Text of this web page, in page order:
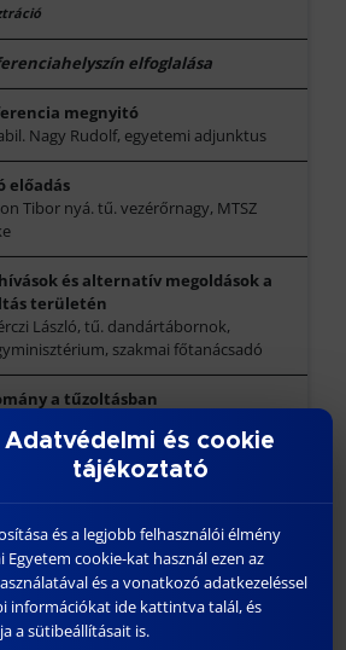
elfoglalása
megnyitó
Nagy Rudolf, egyetemi adjunktus
előadás
Tibor nyá. tű. vezérőrnagy, MTSZ
és alternatív megoldások a
területén
László, tű. dandártábornok,
szakmai főtanácsadó
a tűzoltásban
Bizottságának vezetője
Ferenc, MTSZ, Tűzmegelőzési
vezetője
Adatvédelmi és cookie
tájékoztató
és a legjobb felhasználói élmény
cookie-kat használ ezen az
és a vonatkozó adatkezeléssel
információkat ide kattintva talál, és
a sütibeállításait is.